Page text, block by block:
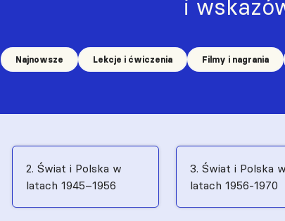
i
Najnowsze Lekcje i ćwiczenia Filmy i nagrania
2. Świat i Polska w
latach 1945–1956
3. Świat i Polska w
latach 1956-1970